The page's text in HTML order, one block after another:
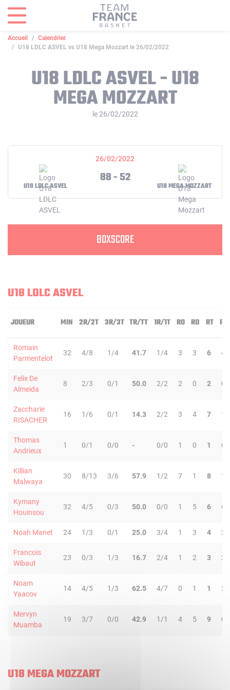
Accueil
Calendrier
U18 LDLC ASVEL vs U18 Mega Mozzart le 26/02/2022
U18 LDLC ASVEL - U18
MEGA MOZZART
le 26/02/2022
26/02/2022
U18 LDLC ASVEL
88 - 52
U18 MEGA MOZZART
BOXSCORE
U18 LDLC ASVEL
JOUEUR MIN 2R/2T 3R/3T TR/TT 1R/1T RO RD RT PD
Romain
Parmentelot
32 4/8 1/4 41.7 1/4 3 3 6 4
Felix De
Almeida
8 2/3 0/1 50.0 2/2 2 0 2 0
Zaccharie
RISACHER
16 1/6 0/1 14.3 2/2 3 4 7 1
Thomas
Andrieux
1 0/1 0/0 - 0/0 1 0 1 0
Killian
Malwaya
30 8/13 3/6 57.9 1/2 7 1 8 1
Kymany
Houinsou
32 4/5 0/3 50.0 0/0 1 5 6 6
Noah Manet 24 1/3 0/1 25.0 3/4 1 3 4 2
Francois
Wibaut
23 0/3 1/3 16.7 2/4 1 2 3 2
Noam
Yaacov
14 4/5 1/3 62.5 4/7 0 1 1 2
Mervyn
Muamba
19 3/7 0/0 42.9 1/1 4 5 9 0
U18 MEGA MOZZART
Panneau de gestion des cookies